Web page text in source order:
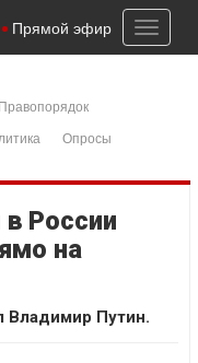
Toggle
Прямой эфир
Правопорядок
Опросы
России
на
Владимир Путин.